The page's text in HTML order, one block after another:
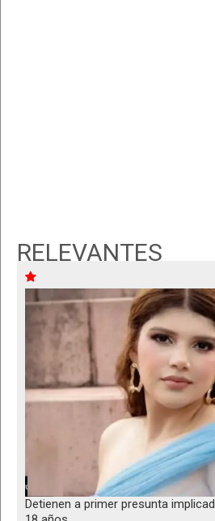
RELEVANTES
Detienen a primer presunta